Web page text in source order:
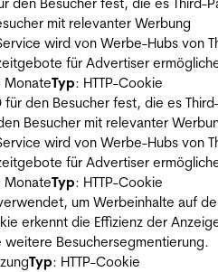
mit relevanter Werbung
wird von Werbe-Hubs von
für Advertiser
MonateTyp: HTTP-Cookie
den Besucher fest, die es
Besucher mit relevanter
wird von Werbe-Hubs von
für Advertiser
MonateTyp: HTTP-Cookie
um Werbeinhalte auf
erkennt die Effizienz der
weitere Besuchersegmentierung.
Typ: HTTP-Cookie